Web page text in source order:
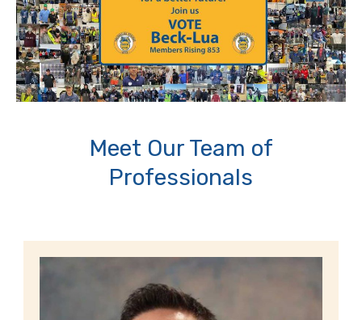
Meet Our Team of
Professionals